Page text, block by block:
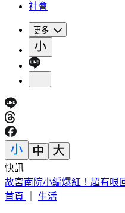
社會
更多
快訊
外傳石崇良辭衛福部長？政
首頁
生活